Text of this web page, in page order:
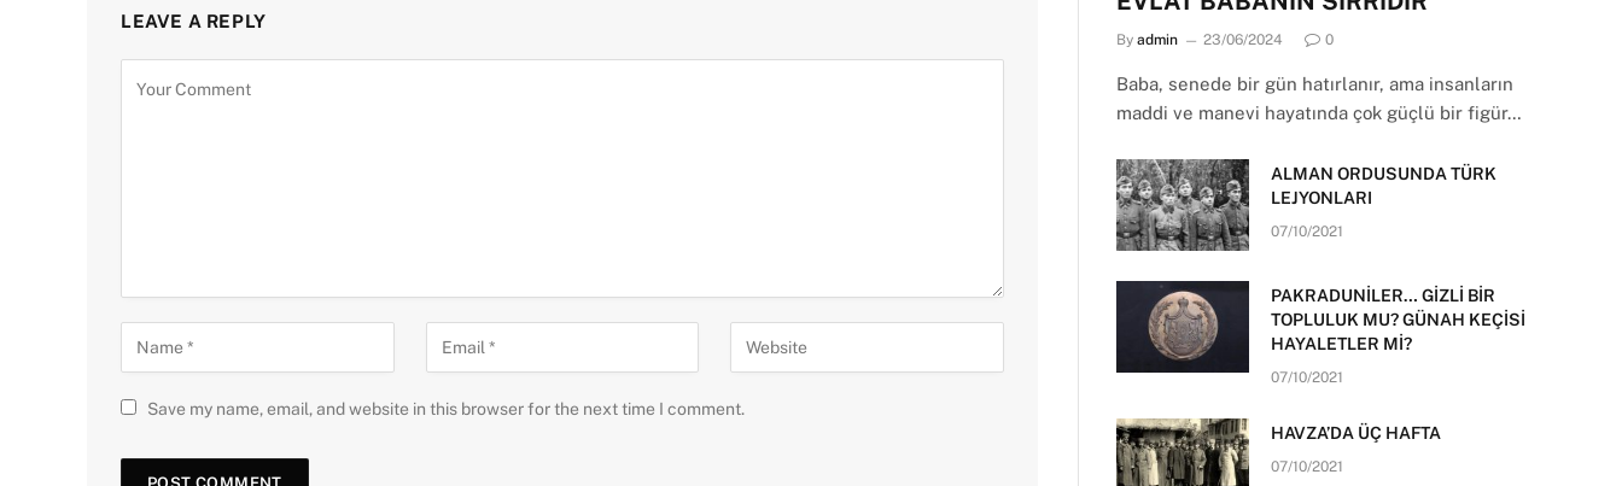
LEAVE A REPLY
Save my name, email, and website in this browser for the next time I comment.
By admin 23/06/2024 0
Baba, senede bir gün hatırlanır, ama insanların
maddi ve manevi hayatında çok güçlü bir figür…
ALMAN ORDUSUNDA TÜRK
LEJYONLARI
07/10/2021
PAKRADUNİLER… GİZLİ BİR
TOPLULUK MU? GÜNAH KEÇİSİ
HAYALETLER Mİ?
07/10/2021
HAVZA’DA ÜÇ HAFTA
07/10/2021